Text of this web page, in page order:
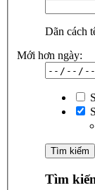
Dãn cách
Mới hơn ngày:
Tìm